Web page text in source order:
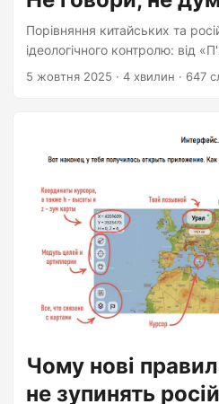
Порівняння китайських та
ідеологічного контролю: від
табу»
5 жовтня 2025 · 4 хвилин · 647
Чому нові
не зупинять